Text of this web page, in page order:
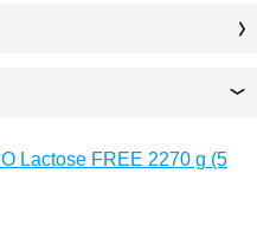
Lactose FREE 2270 g (5